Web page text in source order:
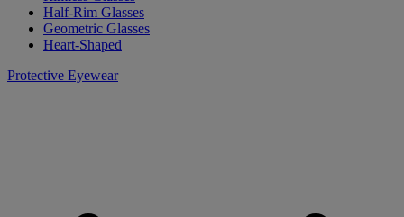
Half-Rim Glasses
Geometric Glasses
Heart-Shaped
Protective Eyewear